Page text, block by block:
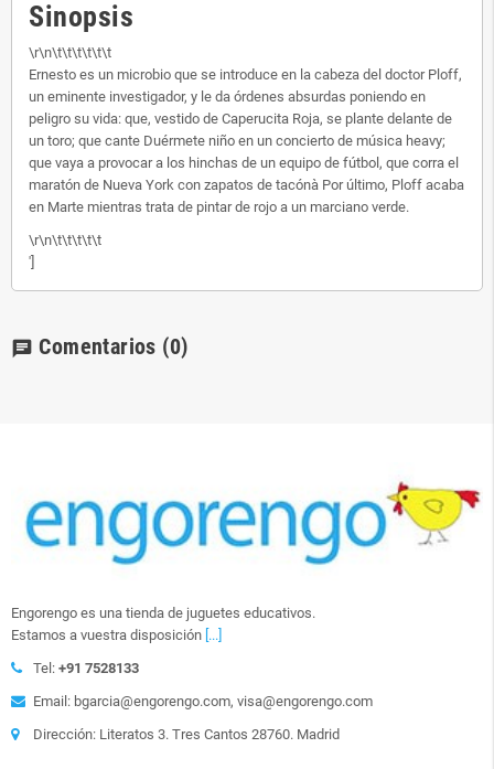
Sinopsis
\r\n\t\t\t\t\t\t
Ernesto es un microbio que se introduce en la cabeza del doctor Ploff,
un eminente investigador, y le da órdenes absurdas poniendo en
peligro su vida: que, vestido de Caperucita Roja, se plante delante de
un toro; que cante Duérmete niño en un concierto de música heavy;
que vaya a provocar a los hinchas de un equipo de fútbol, que corra el
maratón de Nueva York con zapatos de tacónà Por último, Ploff acaba
en Marte mientras trata de pintar de rojo a un marciano verde.
\r\n\t\t\t\t\t
']
chat Comentarios (0)
Engorengo es una tienda de juguetes educativos.
Estamos a vuestra disposición [...]
Tel: +91 7528133
Email: bgarcia@engorengo.com, visa@engorengo.com
Dirección: Literatos 3. Tres Cantos 28760. Madrid